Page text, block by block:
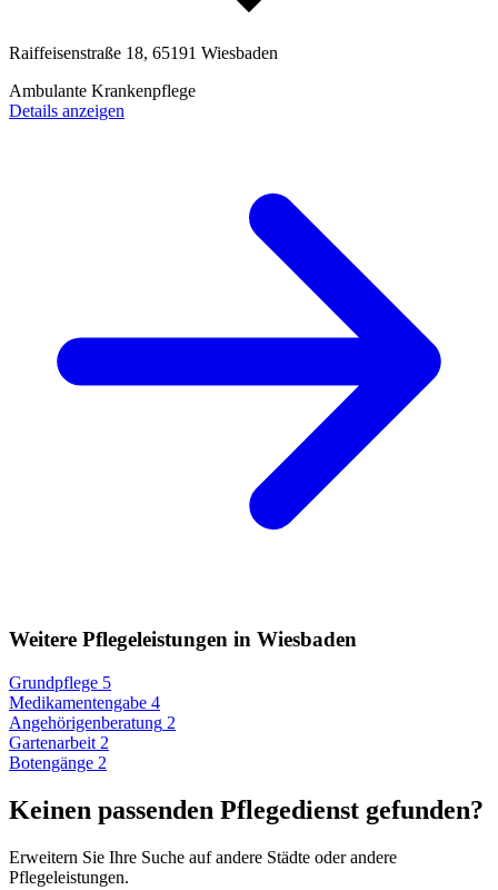
Raiffeisenstraße 18, 65191 Wiesbaden
Ambulante Krankenpflege
Details anzeigen
Weitere Pflegeleistungen in Wiesbaden
Grundpflege 5
Medikamentengabe 4
Angehörigenberatung 2
Gartenarbeit 2
Botengänge 2
Keinen passenden Pflegedienst gefunden?
Erweitern Sie Ihre Suche auf andere Städte oder andere
Pflegeleistungen.